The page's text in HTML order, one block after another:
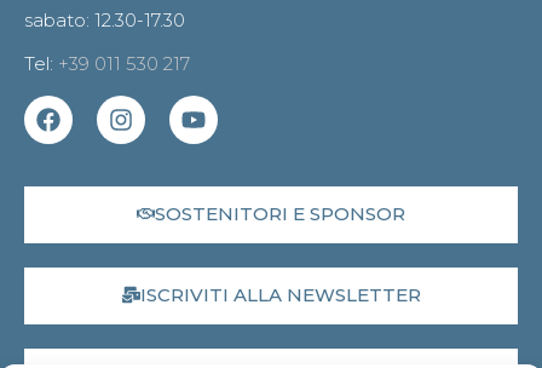
sabato: 12.30-17.30
Tel: +39 011 530 217
SOSTENITORI E SPONSOR
ISCRIVITI ALLA NEWSLETTER